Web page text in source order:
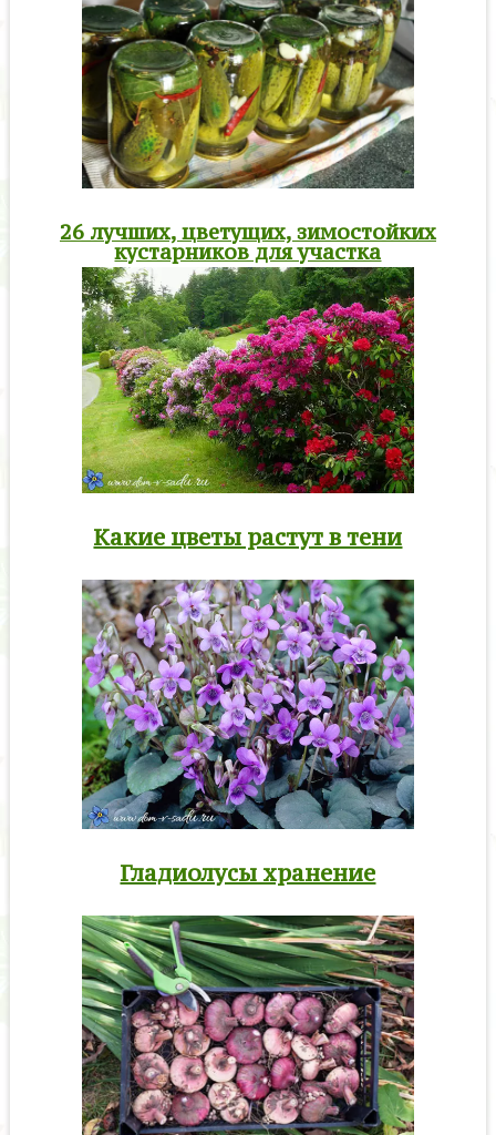
26 лучших, цветущих, зимостойких
кустарников для участка
Какие цветы растут в тени
Гладиолусы хранение